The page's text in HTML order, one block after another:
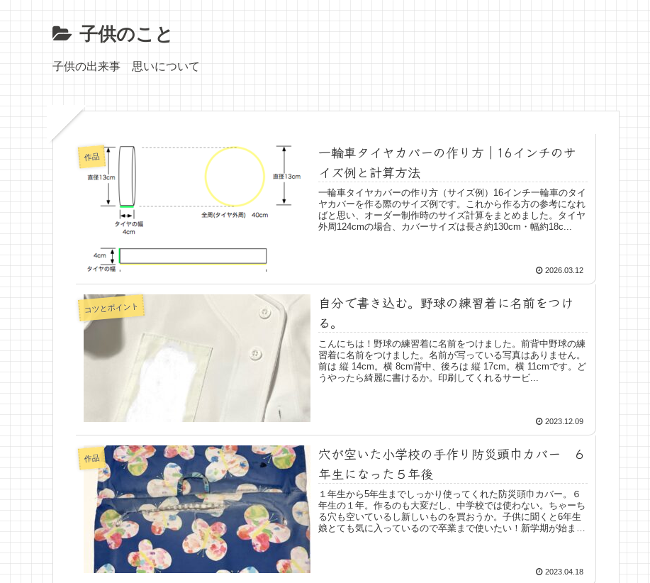
子供のこと
子供の出来事 思いについて
作品
一輪車タイヤカバーの作り方｜16インチのサ
イズ例と計算方法
一輪車タイヤカバーの作り方（サイズ例）16インチ一輪車のタイ
ヤカバーを作る際のサイズ例です。これから作る方の参考になれ
ばと思い、オーダー制作時のサイズ計算をまとめました。タイヤ
外周124cmの場合、カバーサイズは長さ約130cm・幅約18c...
2026.03.12
コツとポイント
自分で書き込む。野球の練習着に名前をつけ
る。
こんにちは！野球の練習着に名前をつけました。前背中野球の練
習着に名前をつけました。名前が写っている写真はありません。
前は 縦 14cm。横 8cm背中、後ろは 縦 17cm。横 11cmです。ど
うやったら綺麗に書けるか。印刷してくれるサービ...
2023.12.09
作品
穴が空いた小学校の手作り防災頭巾カバー ６
年生になった５年後
１年生から5年生までしっかり使ってくれた防災頭巾カバー。６
年生の１年。作るのも大変だし、中学校では使わない。ちゃーち
る穴も空いているし新しいものを買おうか。子供に聞くと6年生
娘とても気に入っているので卒業まで使いたい！新学期が始まる
2023.04.18